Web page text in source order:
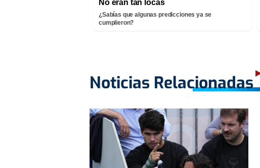
No eran tan locas
¿Sabías que algunas predicciones ya se
cumplieron?
Noticias Relacionadas